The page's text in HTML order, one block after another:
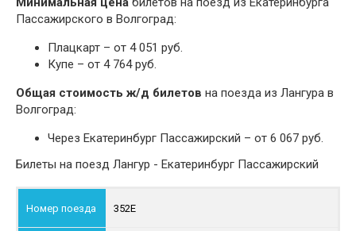
Пассажирского в Волгоград:
Плацкарт – от 4 051 руб.
Купе – от 4 764 руб.
Общая стоимость ж/д билетов на поезда из Лангура в
Волгоград:
Через Екатеринбург Пассажирский – от 6 067 руб.
Билеты на поезд Лангур - Екатеринбург Пассажирский
352Е